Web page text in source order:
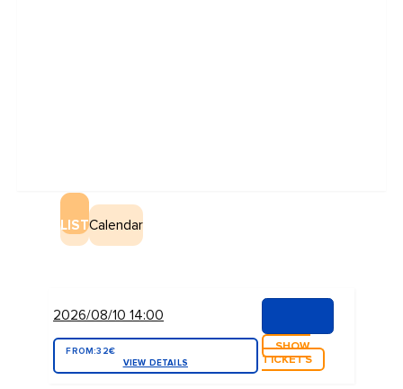
LISTCalendar
2026/08/10 14:00
FROM:32€
VIEW DETAILS
SHOW
TICKETS